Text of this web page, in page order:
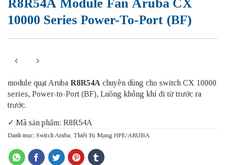
R8R54A Module Fan Aruba CX
10000 Series Power-To-Port (BF)
module quạt Aruba R8R54A chuyên dùng cho switch CX 10000
series, Power-to-Port (BF), Luồng không khí đi từ trước ra
trước.
✓ Mã sản phẩm: R8R54A
Danh mục: Switch Aruba, Thiết Bị Mạng HPE/ARUBA